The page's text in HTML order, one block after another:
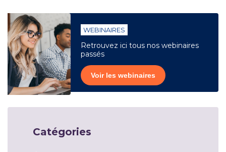
WEBINAIRES
Retrouvez ici tous nos webinaires
passés
Voir les webinaires
Catégories